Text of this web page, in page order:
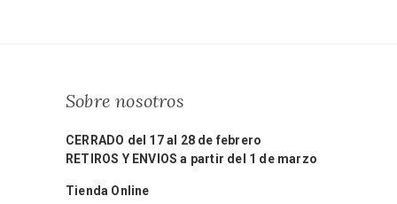
Sobre nosotros
CERRADO del 17 al 28 de febrero
RETIROS Y ENVIOS a partir del 1 de marzo
Tienda Online